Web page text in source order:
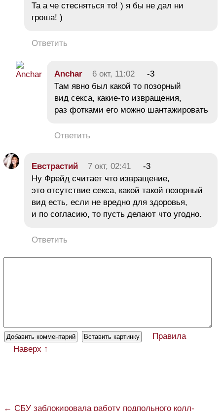
Та а че стесняться то! ) я бы не дал ни
гроша! )
Ответить
Anchar 6 окт, 11:02
-3
Там явно был какой то позорный
вид секса, какие-то извращения,
раз фотками его можно шантажировать
Ответить
Евстрастий 7 окт, 02:41
-3
Ну Фрейд считает что извращение,
это отсутствие секса, какой такой позорный
вид есть, если не вредно для здоровья,
и по согласию, то пусть делают что угодно.
Ответить
Правила
Наверх ↑
← СБУ заблокировала работу подпольного колл-